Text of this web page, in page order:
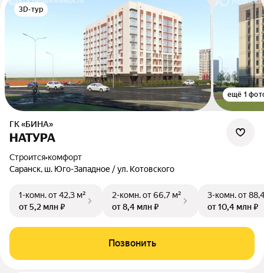
3D-тур
ещё 1
ГК «БИНА»
НАТУРА
Строится•комфорт
Саранск, ш. Юго-Западное / ул. Котовского
1-комн.от 42,3 м²
от 5,2 млн ₽
2-комн.от 66,7 м²
от 8,4 млн ₽
3-комн.от
от 10,4 млн ₽
Позвонить